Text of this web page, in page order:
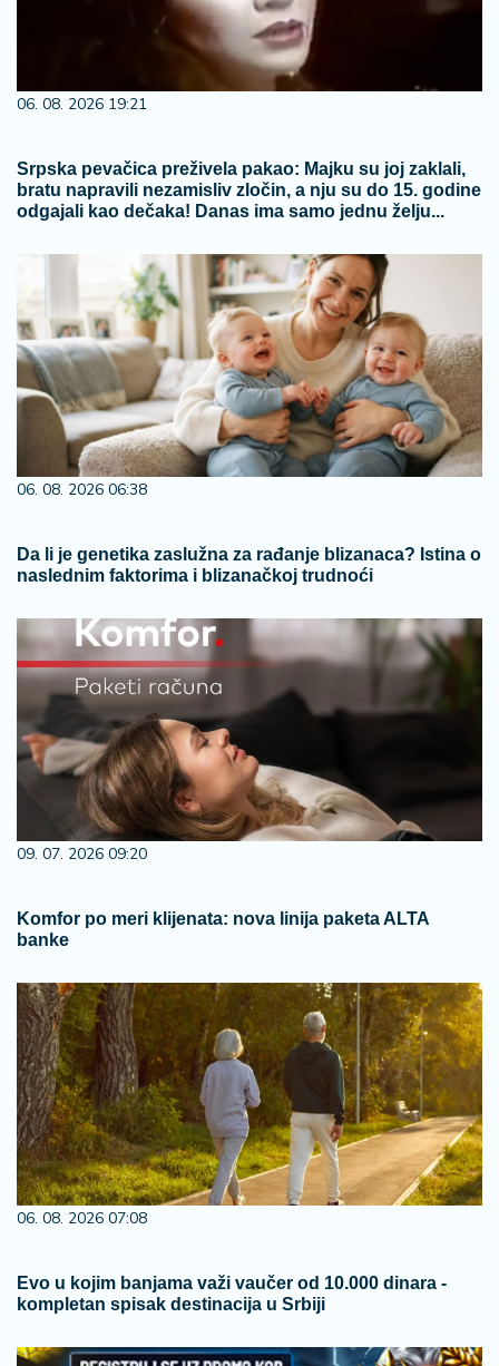
06. 08. 2026 19:21
Srpska pevačica preživela pakao: Majku su joj zaklali,
bratu napravili nezamisliv zločin, a nju su do 15. godine
odgajali kao dečaka! Danas ima samo jednu želju...
06. 08. 2026 06:38
Da li je genetika zaslužna za rađanje blizanaca? Istina o
naslednim faktorima i blizanačkoj trudnoći
09. 07. 2026 09:20
Komfor po meri klijenata: nova linija paketa ALTA
banke
06. 08. 2026 07:08
Evo u kojim banjama važi vaučer od 10.000 dinara -
kompletan spisak destinacija u Srbiji